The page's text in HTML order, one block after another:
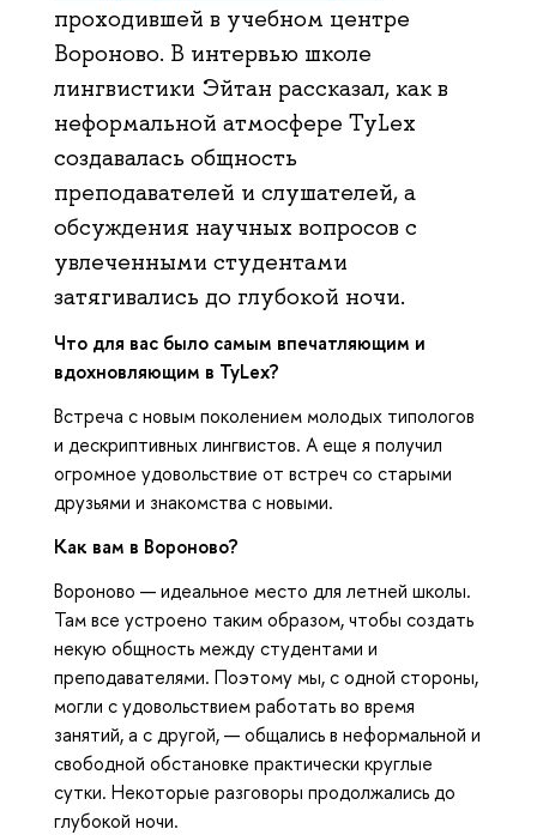
проходившей в учебном центре
Вороново. В интервью школе
лингвистики Эйтан рассказал, как в
неформальной атмосфере TyLex
создавалась общность
преподавателей и слушателей, а
обсуждения научных вопросов с
увлеченными студентами
затягивались до глубокой ночи.
Что для вас было самым впечатляющим и
вдохновляющим в TyLex?
Встреча с новым поколением молодых типологов
и дескриптивных лингвистов. А еще я получил
огромное удовольствие от встреч со старыми
друзьями и знакомства с новыми.
Как вам в Вороново?
Вороново — идеальное место для летней школы.
Там все устроено таким образом, чтобы создать
некую общность между студентами и
преподавателями. Поэтому мы, с одной стороны,
могли с удовольствием работать во время
занятий, а с другой, — общались в неформальной и
свободной обстановке практически круглые
сутки. Некоторые разговоры продолжались до
глубокой ночи.